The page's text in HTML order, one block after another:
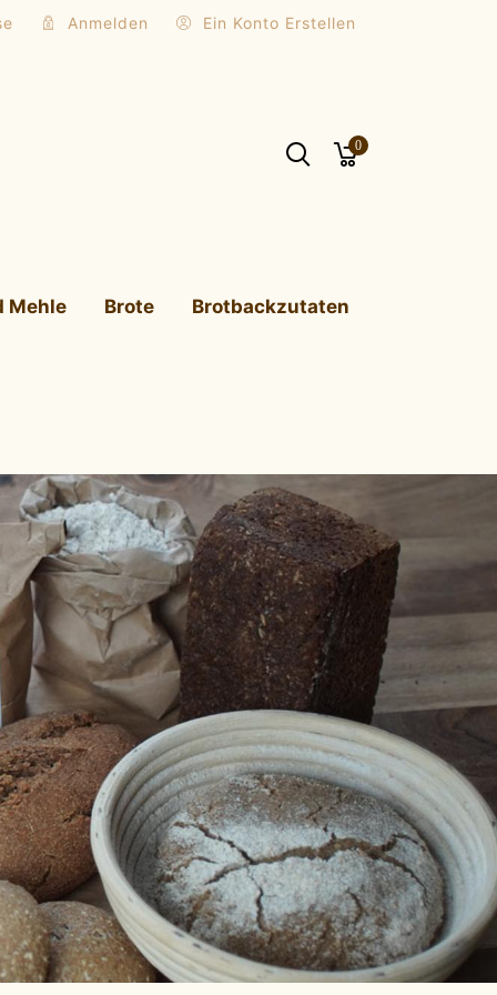
Anmelden Ein Konto Erstellen
0
Mehle Brote Brotbackzutaten